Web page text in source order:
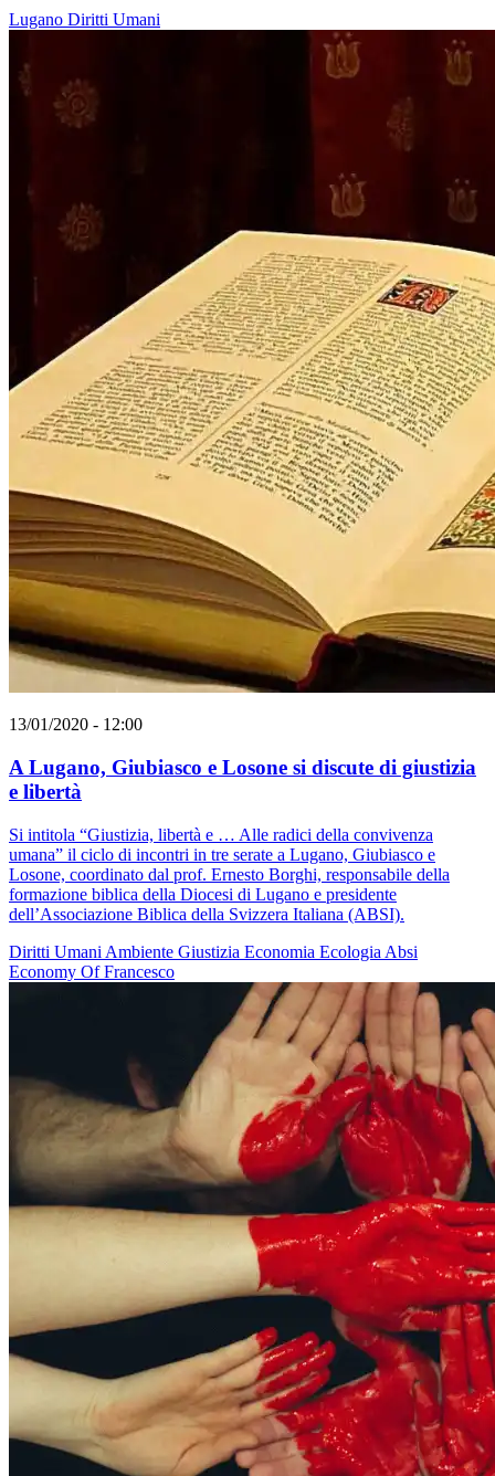
Lugano Diritti Umani
13/01/2020 - 12:00
A Lugano, Giubiasco e Losone si discute di giustizia
e libertà
Si intitola “Giustizia, libertà e … Alle radici della convivenza
umana” il ciclo di incontri in tre serate a Lugano, Giubiasco e
Losone, coordinato dal prof. Ernesto Borghi, responsabile della
formazione biblica della Diocesi di Lugano e presidente
dell’Associazione Biblica della Svizzera Italiana (ABSI).
Diritti Umani Ambiente Giustizia Economia Ecologia Absi
Economy Of Francesco